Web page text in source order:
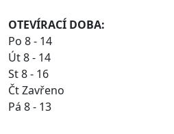
OTEVÍRACÍ DOBA:
Po 8 - 14
Út 8 - 14
St 8 - 16
Čt Zavřeno
Pá 8 - 13